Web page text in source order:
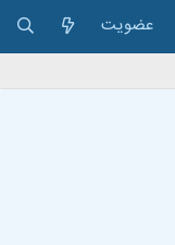
عضویت